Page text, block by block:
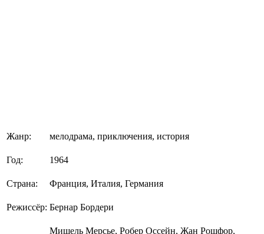
Жанр: мелодрама, приключения, история
Год: 1964
Страна: Франция, Италия, Германия
Режиссёр: Бернар Бордери
Мишель Мерсье, Робер Оссейн, Жан Рошфор,